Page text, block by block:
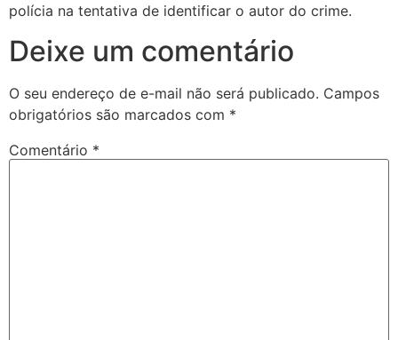
polícia na tentativa de identificar o autor do crime.
Deixe um comentário
O seu endereço de e-mail não será publicado. Campos
obrigatórios são marcados com *
Comentário *